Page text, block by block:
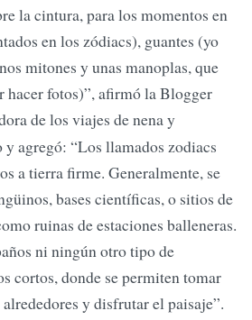
la cintura, para los momentos en
en los zódiacs), guantes (yo
mitones y unas manoplas, que
hacer fotos)”, afirmó la Blogger
de los viajes de nena y
agregó: “Los llamados zodiacs
a tierra firme. Generalmente, se
bases científicas, o sitios de
ruinas de estaciones balleneras.
ni ningún otro tipo de
cortos, donde se permiten tomar
y disfrutar el paisaje”.